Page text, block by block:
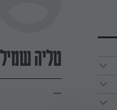
טליה
—